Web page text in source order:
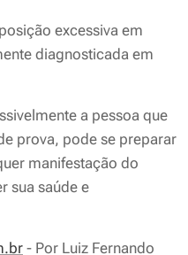
excessiva em
diagnosticada em
a pessoa que
prova, pode se preparar
manifestação do
sua saúde e
- Por Luiz Fernando